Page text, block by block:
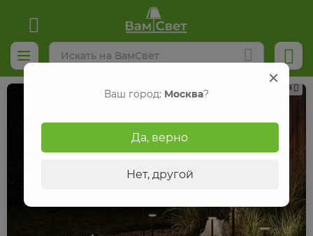
Реклама
Ваш город: Москва?
Да, верно
Нет, другой